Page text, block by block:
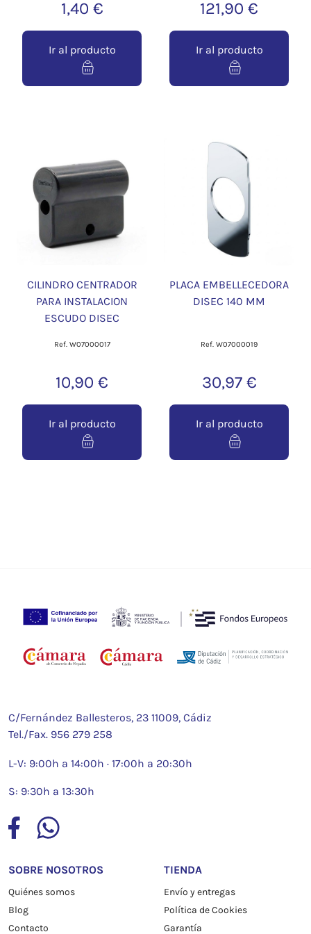
1,40 €
Ir al producto
121,90 €
Ir al producto
CILINDRO CENTRADOR
PARA INSTALACION
ESCUDO DISEC
Ref. W07000017
10,90 €
Ir al producto
PLACA EMBELLECEDORA
DISEC 140 MM
Ref. W07000019
30,97 €
Ir al producto
C/Fernández Ballesteros, 23 11009, Cádiz
Tel./Fax. 956 279 258
L-V: 9:00h a 14:00h · 17:00h a 20:30h
S: 9:30h a 13:30h
SOBRE NOSOTROS
Quiénes somos
Blog
Contacto
TIENDA
Envío y entregas
Política de Cookies
Garantía